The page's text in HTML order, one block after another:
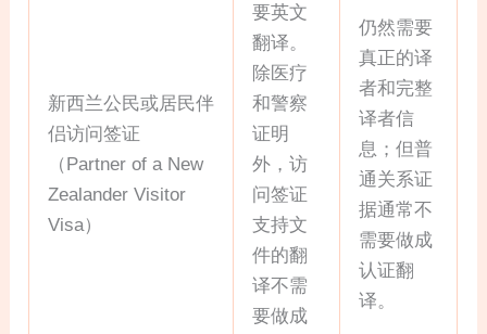
新西兰公民或居民伴
侣访问签证
（Partner of a New
Zealander Visitor
Visa）
要英文
翻译。
除医疗
和警察
证明
外，访
问签证
支持文
件的翻
译不需
要做成
仍然需要
真正的译
者和完整
译者信
息；但普
通关系证
据通常不
需要做成
认证翻
译。